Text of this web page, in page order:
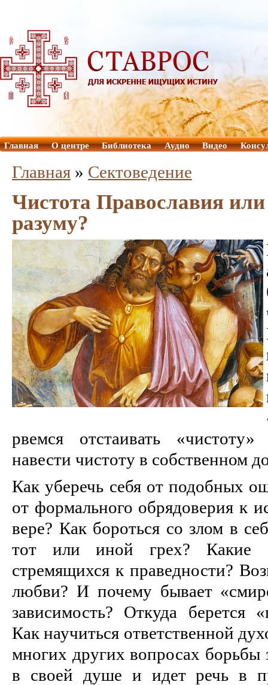
Главная О центре Библиотека Аудио Видео
Главная » Сектоведение
Чистота Православия или
разуму?
рвемся отстаивать
навести чистоту в собственном
Как уберечь себя от подобных
от формального обрядоверия к
вере? Как бороться со злом в
тот или иной грех? Какие
стремящихся к праведности?
любви? И почему бывает
зависимость? Откуда берется
Как научиться ответственной
многих других вопросах борьбы
в своей душе и идет речь в